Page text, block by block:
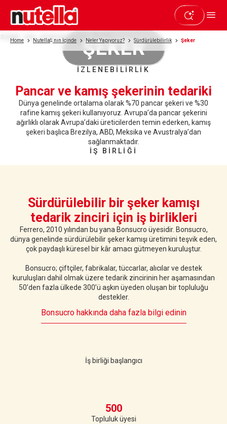
Home Nutella® nın İçinde Neler Yapıyoruz? Sürdürülebilirlik Şeker
ŞEKER
sugar_our_responsibility_9x16
İZLENEBİLİRLİK
Pancar ve kamış şekerinin tedariki
Dünya genelinde ortalama olarak %70 pancar şekeri ve %30
rafine kamış şekeri kullanıyoruz. Avrupa’da pancar şekerini
ağırlıklı olarak Avrupa’daki üreticilerden temin ederken, kamış
şekeri başlıca Brezilya, ABD, Meksika ve Avustralya’dan
sağlanmaktadır.
İŞ BİRLİĞİ
Sürdürülebilir bir şeker kamışı
tedarik zinciri için iş birlikleri
Ferrero, 2010 yılından bu yana Bonsucro üyesidir. Bonsucro,
dünya genelinde sürdürülebilir şeker kamışı üretimini teşvik eden,
çok paydaşlı küresel bir kâr amacı gütmeyen kuruluştur.
Bonsucro; çiftçiler, fabrikalar, tüccarlar, alıcılar ve destek
kuruluşları dahil olmak üzere tedarik zincirinin her aşamasından
50’den fazla ülkede 300’ü aşkın üyeden oluşan bir topluluğu
destekler.
Bonsucro hakkında daha fazla bilgi edinin
İş birliği başlangıcı
500
Topluluk üyesi